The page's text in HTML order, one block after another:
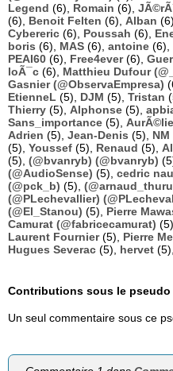
Legend (6), Romain (6),
(6), Benoit Felten (6), Alban
Cybereric (6), Poussah (6),
boris (6), MAS (6), antoine (6),
PEAI60 (6), Free4ever(6),
loÃ¯c (6), Matthieu Dufour
Gasnier (@ObservaEmpresa)
EtienneL (5), DJM (5), Tristan
Thierry (5), Alphonse (5),
Sans_importance (5),
Adrien (5), Jean-Denis (5), NM
(5), Youssef (5), Renaud (5),
(5), (@bvanryb) (@bvanryb)
(@AudioSense) (5), cedric
(@pck_b) (5),
(@PLechevallier)
(@El_Stanou) (5), Pierre
Camurat (@fabricecamurat) (5),
Laurent Fournier(5), Pierre
Hugues Severac (5), hervet (5),
Contributions sous le pseudo
Un seul commentaire sous ce